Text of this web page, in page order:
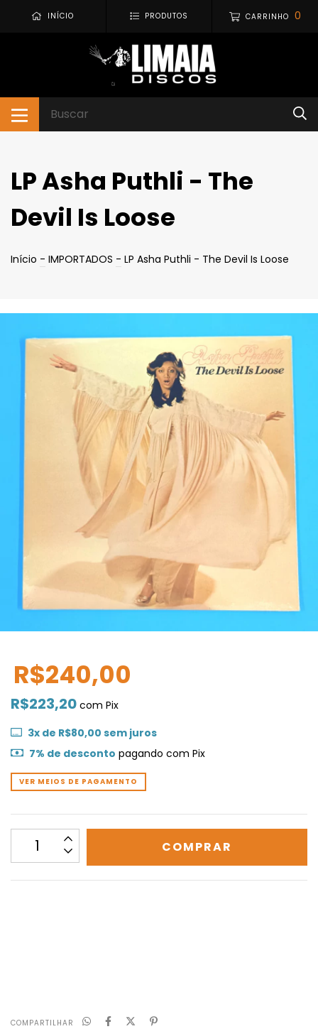
INÍCIO PRODUTOS CARRINHO 0
LP Asha Puthli - The
Devil Is Loose
Início - IMPORTADOS - LP Asha Puthli - The Devil Is Loose
R$240,00
R$223,20 com Pix
3x de R$80,00 sem juros
7% de desconto pagando com Pix
VER MEIOS DE PAGAMENTO
COMPARTILHAR